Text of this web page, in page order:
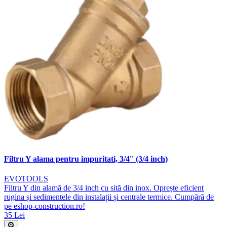
Filtru Y alama pentru impuritati, 3/4'' (3/4 inch)
EVOTOOLS
Filtru Y din alamă de 3/4 inch cu sită din inox. Oprește eficient
rugina și sedimentele din instalații și centrale termice. Cumpără de
pe eshop-construction.ro!
35 Lei